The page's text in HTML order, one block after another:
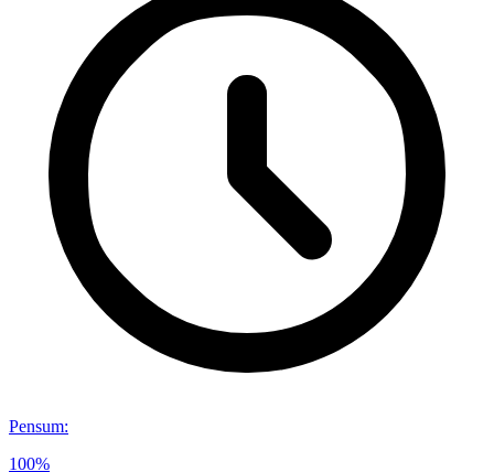
Pensum:
100%